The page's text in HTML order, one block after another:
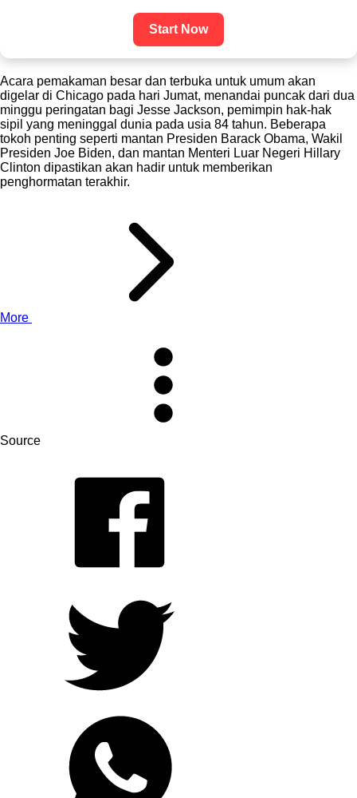
Start Now
Acara pemakaman besar dan terbuka untuk umum akan
digelar di Chicago pada hari Jumat, menandai puncak dari dua
minggu peringatan bagi Jesse Jackson, pemimpin hak-hak
sipil yang meninggal dunia pada usia 84 tahun. Beberapa
tokoh penting seperti mantan Presiden Barack Obama, Wakil
Presiden Joe Biden, dan mantan Menteri Luar Negeri Hillary
Clinton dipastikan akan hadir untuk memberikan
penghormatan terakhir.
More
Source